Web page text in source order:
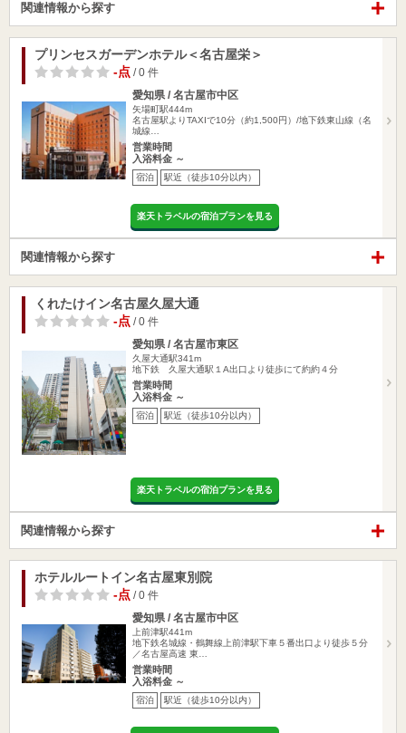
関連情報から探す
プリンセスガーデンホテル＜名古屋栄＞
-点 / 0 件
愛知県 / 名古屋市中区
矢場町駅444m
名古屋駅よりTAXIで10分（約1,500円）/地下鉄東山線（名
城線…
営業時間
入浴料金 ～
宿泊 駅近（徒歩10分以内）
楽天トラベルの宿泊プランを見る
関連情報から探す
くれたけイン名古屋久屋大通
-点 / 0 件
愛知県 / 名古屋市東区
久屋大通駅341m
地下鉄 久屋大通駅１A出口より徒歩にて約約４分
営業時間
入浴料金 ～
宿泊 駅近（徒歩10分以内）
楽天トラベルの宿泊プランを見る
関連情報から探す
ホテルルートイン名古屋東別院
-点 / 0 件
愛知県 / 名古屋市中区
上前津駅441m
地下鉄名城線・鶴舞線上前津駅下車５番出口より徒歩５分
／名古屋高速 東…
営業時間
入浴料金 ～
宿泊 駅近（徒歩10分以内）